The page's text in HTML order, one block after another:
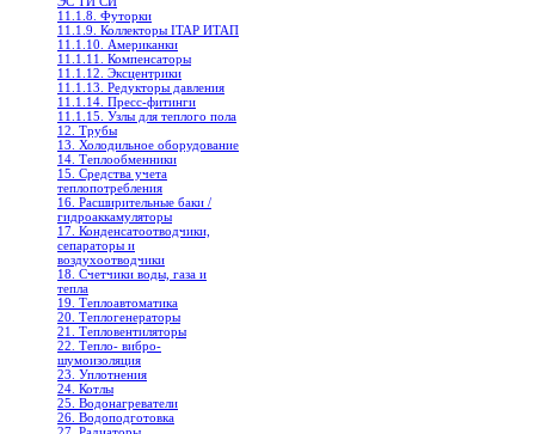
11.1.8. Футорки
11.1.9. Коллекторы ITAP ИТАП
11.1.10. Американки
11.1.11. Компенсаторы
11.1.12. Эксцентрики
11.1.13. Редукторы давления
11.1.14. Пресс-фитинги
11.1.15. Узлы для теплого пола
12. Трубы
13. Холодильное oборудование
14. Теплообменники
15. Средства учета
теплопотребления
16. Расширительные баки /
гидроаккамуляторы
17. Конденсатоотводчики,
сепараторы и
воздухоотводчики
18. Счетчики воды, газа и
тепла
19. Теплоавтоматика
20. Теплогенераторы
21. Тепловентиляторы
22. Тепло- вибро-
шумоизоляция
23. Уплотнения
24. Котлы
25. Водонагреватели
26. Водоподготовка